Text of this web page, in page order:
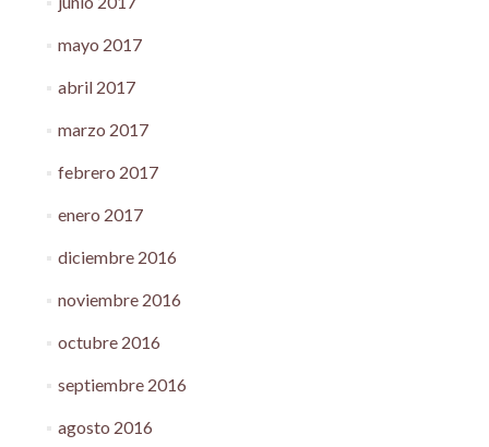
mayo 2017
abril 2017
marzo 2017
febrero 2017
enero 2017
diciembre 2016
noviembre 2016
octubre 2016
septiembre 2016
agosto 2016